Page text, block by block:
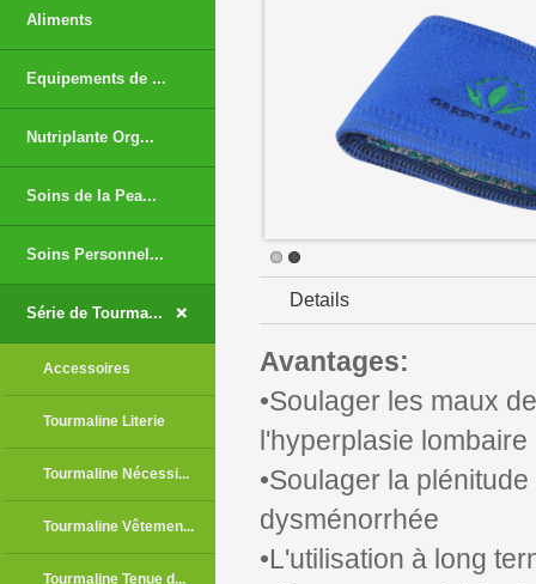
Aliments
Equipements de ...
Nutriplante Org...
Soins de la Pea...
Soins Personnel...
Série de Tourma... +
Accessoires
Tourmaline Literie
Tourmaline Nécessi...
Tourmaline Vêtemen...
Tourmaline Tenue d...
Details
Avantages:
•Soulager les maux
l'hyperplasie lombaire
•Soulager la
dysménorrhée
•L'utilisation à long